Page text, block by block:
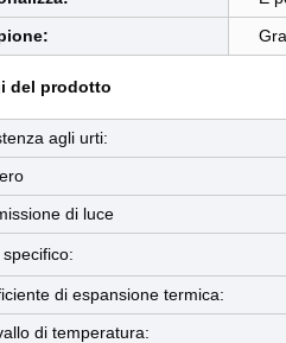
del prodotto
agli urti:
di luce
specifico:
di espansione termica:
di temperatura: